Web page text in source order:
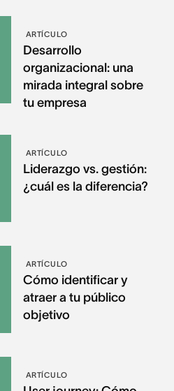
ARTÍCULO
Desarrollo
organizacional: una
mirada integral sobre
tu empresa
ARTÍCULO
Liderazgo vs. gestión:
¿cuál es la diferencia?
ARTÍCULO
Cómo identificar y
atraer a tu público
objetivo
ARTÍCULO